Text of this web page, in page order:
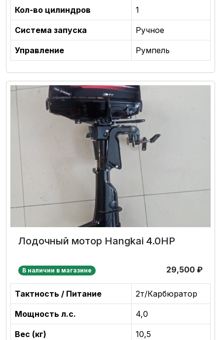
Кол-во цилиндров 1
Система запуска Ручное
Управление Румпель
Лодочный мотор Hangkai 4.0HP
В наличии в магазине 29,500 ₽
Тактность / Питание 2т/Карбюратор
Мощность л.с. 4,0
Вес (кг) 10,5